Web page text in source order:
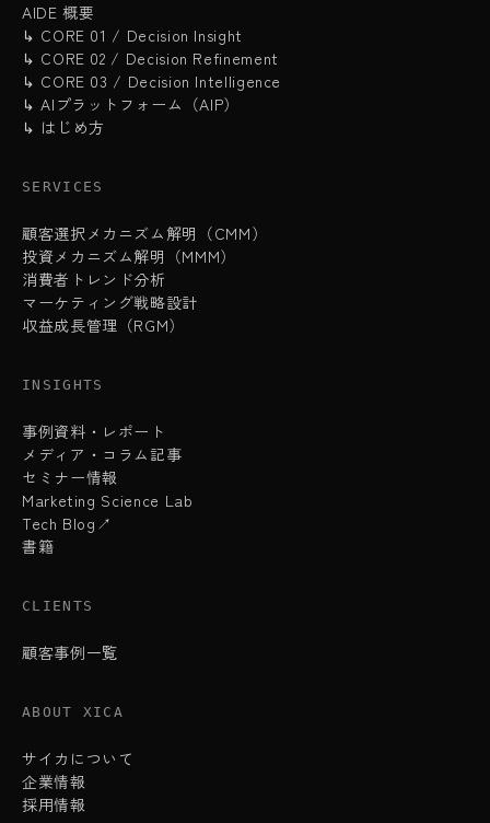
AIDE 概要
↳ CORE 01 / Decision Insight
↳ CORE 02 / Decision Refinement
↳ CORE 03 / Decision Intelligence
↳ AIプラットフォーム（AIP）
↳ はじめ方
SERVICES
顧客選択メカニズム解明（CMM）
投資メカニズム解明（MMM）
消費者トレンド分析
マーケティング戦略設計
収益成長管理（RGM）
INSIGHTS
事例資料・レポート
メディア・コラム記事
セミナー情報
Marketing Science Lab
Tech Blog↗
書籍
CLIENTS
顧客事例一覧
ABOUT XICA
サイカについて
企業情報
採用情報